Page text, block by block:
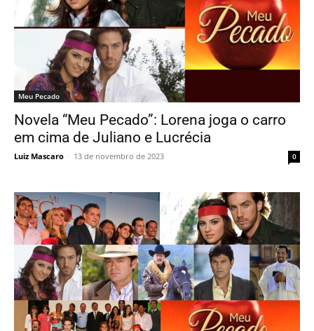
Meu Pecado
Novela “Meu Pecado”: Lorena joga o carro
em cima de Juliano e Lucrécia
Luiz Mascaro - 13 de novembro de 2023 0